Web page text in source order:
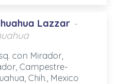
Lazzar -
con Mirador,
Campestre-
Chih., Mexico